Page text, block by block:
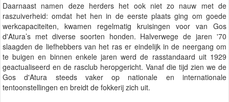
Daarnaast namen deze herders het ook niet zo nauw met de
raszuiverheid: omdat het hen in de eerste plaats ging om goede
werkcapaciteiten, kwamen regelmatig kruisingen voor van Gos
d'Atura’s met diverse soorten honden. Halverwege de jaren '70
slaagden de liefhebbers van het ras er eindelijk in de neergang om
te buigen en binnen enkele jaren werd de rasstandaard uit 1929
geactualiseerd en de rasclub heropgericht. Vanaf die tijd zien we de
Gos d'Atura steeds vaker op nationale en internationale
tentoonstellingen en breidt de fokkerij zich uit.